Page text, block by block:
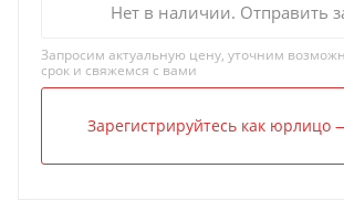
Нет в наличии. Отправить
Запросим актуальную цену, уточним
срок и свяжемся с вами
Зарегистрируйтесь как юрлицо